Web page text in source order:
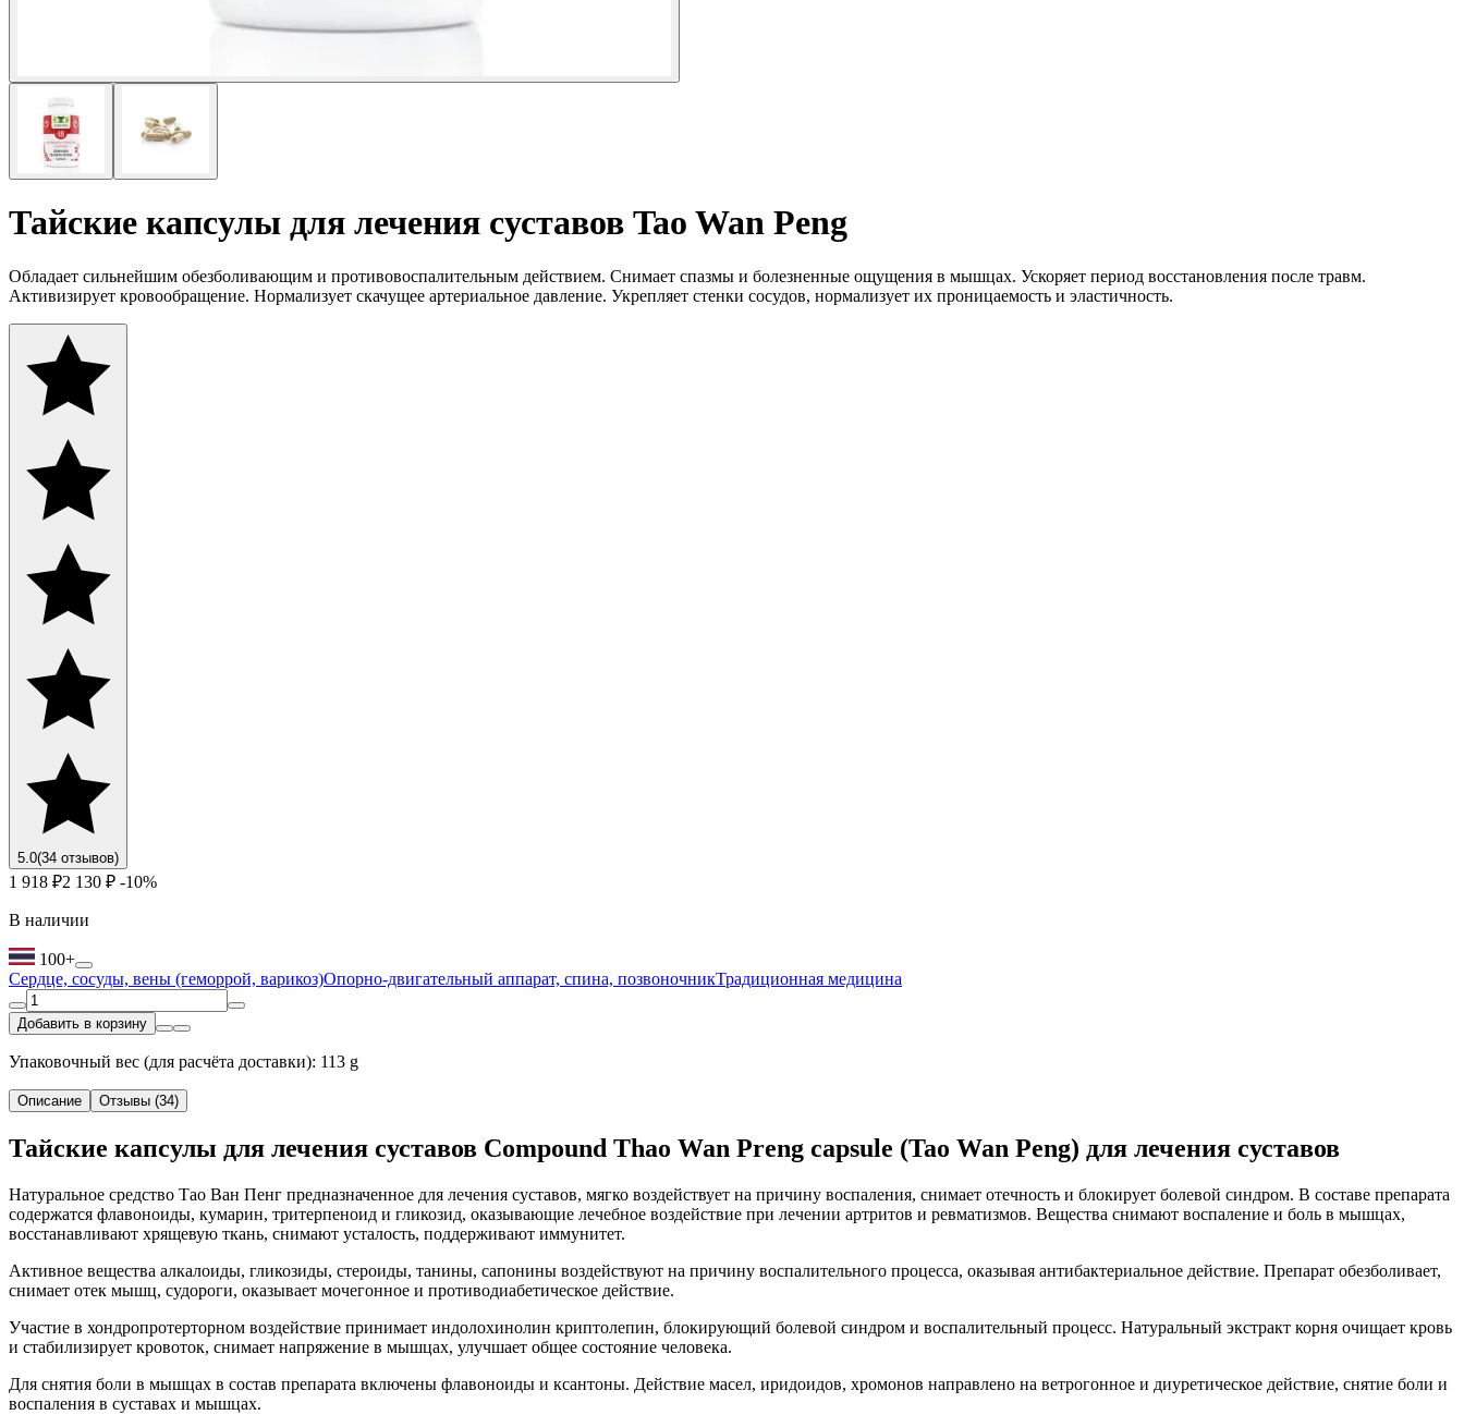
Тайские капсулы для лечения суставов Tao Wan Peng
Обладает сильнейшим обезболивающим и противовоспалительным действием. Снимает спазмы и болезненные ощущения в мышцах. Ускоряет период восстановления после травм.
Активизирует кровообращение. Нормализует скачущее артериальное давление. Укрепляет стенки сосудов, нормализует их проницаемость и эластичность.
5.0(34 отзывов)
1 918 ₽2 130 ₽ -10%
В наличии
100+
Сердце, сосуды, вены (геморрой, варикоз)Опорно-двигательный аппарат, спина, позвоночникТрадиционная медицина
Добавить в корзину
Упаковочный вес (для расчёта доставки): 113 g
Описание Отзывы (34)
Тайские капсулы для лечения суставов Compound Thao Wan Preng capsule (Tao Wan Peng) для лечения суставов
Натуральное средство Тао Ван Пенг предназначенное для лечения суставов, мягко воздействует на причину воспаления, снимает отечность и блокирует болевой синдром. В составе препарата
содержатся флавоноиды, кумарин, тритерпеноид и гликозид, оказывающие лечебное воздействие при лечении артритов и ревматизмов. Вещества снимают воспаление и боль в мышцах,
восстанавливают хрящевую ткань, снимают усталость, поддерживают иммунитет.
Активное вещества алкалоиды, гликозиды, стероиды, танины, сапонины воздействуют на причину воспалительного процесса, оказывая антибактериальное действие. Препарат обезболивает,
снимает отек мышц, судороги, оказывает мочегонное и противодиабетическое действие.
Участие в хондропротерторном воздействие принимает индолохинолин криптолепин, блокирующий болевой синдром и воспалительный процесс. Натуральный экстракт корня очищает кровь
и стабилизирует кровоток, снимает напряжение в мышцах, улучшает общее состояние человека.
Для снятия боли в мышцах в состав препарата включены флавоноиды и ксантоны. Действие масел, иридоидов, хромонов направлено на ветрогонное и диуретическое действие, снятие боли и
воспаления в суставах и мышцах.